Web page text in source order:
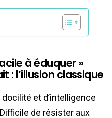
à éduquer »
: l’illusion classique
et d’intelligence
de résister aux